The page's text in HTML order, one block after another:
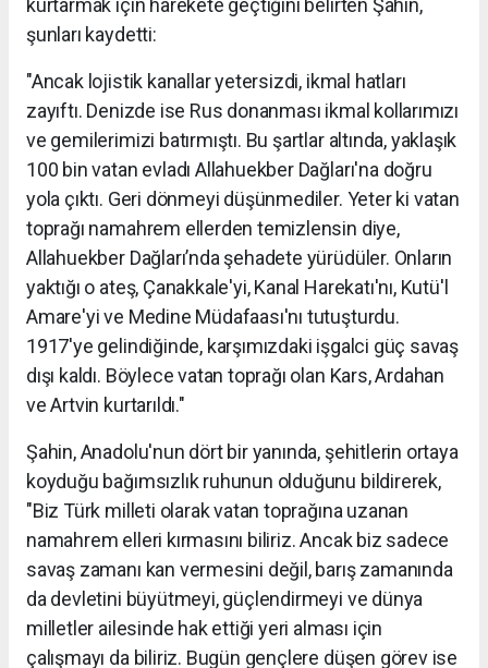
şunları kaydetti:
"Ancak lojistik kanallar yetersizdi, ikmal hatları
zayıftı. Denizde ise Rus donanması ikmal kollarımızı
ve gemilerimizi batırmıştı. Bu şartlar altında, yaklaşık
100 bin vatan evladı Allahuekber Dağları'na doğru
yola çıktı. Geri dönmeyi düşünmediler. Yeter ki vatan
toprağı namahrem ellerden temizlensin diye,
Allahuekber Dağları’nda şehadete yürüdüler. Onların
yaktığı o ateş, Çanakkale'yi, Kanal Harekatı'nı, Kutü'l
Amare'yi ve Medine Müdafaası'nı tutuşturdu.
1917'ye gelindiğinde, karşımızdaki işgalci güç savaş
dışı kaldı. Böylece vatan toprağı olan Kars, Ardahan
ve Artvin kurtarıldı."
Şahin, Anadolu'nun dört bir yanında, şehitlerin ortaya
koyduğu bağımsızlık ruhunun olduğunu bildirerek,
"Biz Türk milleti olarak vatan toprağına uzanan
namahrem elleri kırmasını biliriz. Ancak biz sadece
savaş zamanı kan vermesini değil, barış zamanında
da devletini büyütmeyi, güçlendirmeyi ve dünya
milletler ailesinde hak ettiği yeri alması için
çalışmayı da biliriz. Bugün gençlere düşen görev ise